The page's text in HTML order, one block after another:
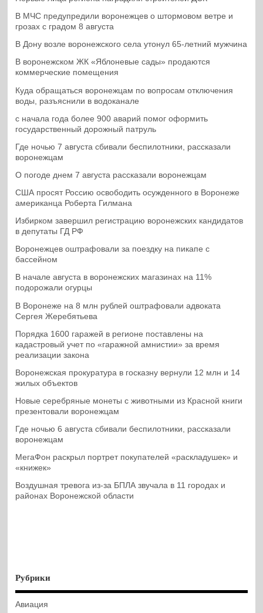
В МЧС предупредили воронежцев о штормовом ветре и
грозах с градом 8 августа
В Дону возле воронежского села утонул 65-летний мужчина
В воронежском ЖК «Яблоневые сады» продаются
коммерческие помещения
Куда обращаться воронежцам по вопросам отключения
воды, разъяснили в водоканале
с начала года более 900 аварий помог оформить
государственный дорожный патруль
Где ночью 7 августа сбивали беспилотники, рассказали
воронежцам
О погоде днем 7 августа рассказали воронежцам
США просят Россию освободить осужденного в Воронеже
американца Роберта Гилмана
Избирком завершил регистрацию воронежских кандидатов
в депутаты ГД РФ
Воронежцев оштрафовали за поездку на пикапе с
бассейном
В начале августа в воронежских магазинах на 11%
подорожали огурцы
В Воронеже на 8 млн рублей оштрафовали адвоката
Сергея Жеребятьева
Порядка 1600 гаражей в регионе поставлены на
кадастровый учет по «гаражной амнистии» за время
реализации закона
Воронежская прокуратура в госказну вернули 12 млн и 14
жилых объектов
Новые серебряные монеты с животными из Красной книги
презентовали воронежцам
Где ночью 6 августа сбивали беспилотники, рассказали
воронежцам
МегаФон раскрыл портрет покупателей «раскладушек» и
«книжек»
Воздушная тревога из-за БПЛА звучала в 11 городах и
районах Воронежской области
Рубрики
Авиация